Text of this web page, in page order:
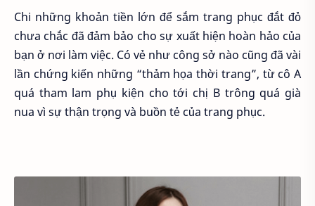
Chi những khoản tiền lớn để sắm trang phục đắt đỏ
chưa chắc đã đảm bảo cho sự xuất hiện hoàn hảo của
bạn ở nơi làm việc. Có vẻ như công sở nào cũng đã vài
lần chứng kiến những “thảm họa thời trang”, từ cô A
quá tham lam phụ kiện cho tới chị B trông quá già
nua vì sự thận trọng và buồn tẻ của trang phục.